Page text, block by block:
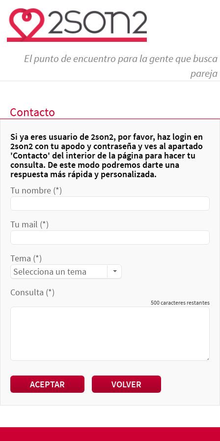
El punto de encuentro para la gente que busca
pareja
Contacto
Si ya eres usuario de 2son2, por favor, haz login en
2son2 con tu apodo y contraseña y ves al apartado
'Contacto' del interior de la página para hacer tu
consulta. De este modo podremos darte una
respuesta más rápida y personalizada.
Tu nombre (*)
Tu mail (*)
Tema (*)
Selecciona un tema
Consulta (*)
500caracteres restantes
ACEPTAR VOLVER